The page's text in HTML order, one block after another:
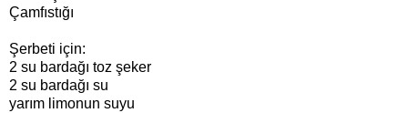
Çamfıstığı
Şerbeti için:
2 su bardağı toz şeker
2 su bardağı su
yarım limonun suyu